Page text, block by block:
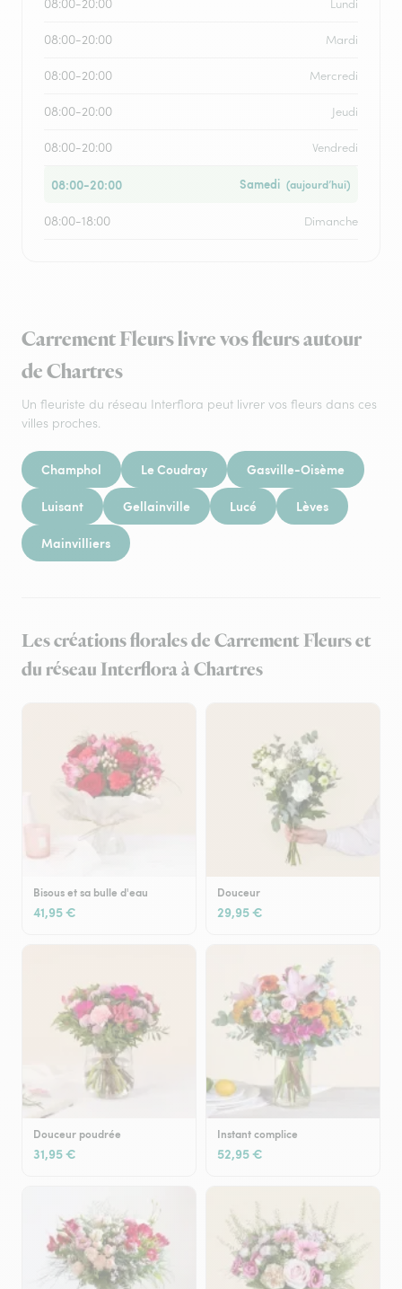
08:00-20:00 Lundi
08:00-20:00 Mardi
08:00-20:00 Mercredi
08:00-20:00 Jeudi
08:00-20:00 Vendredi
08:00-20:00 Samedi (aujourd’hui)
08:00-18:00 Dimanche
Carrement Fleurs livre vos fleurs autour
de Chartres
Un fleuriste du réseau Interflora peut livrer vos fleurs dans ces
villes proches.
Champhol Le Coudray Gasville-Oisème
Luisant Gellainville Lucé Lèves
Mainvilliers
Les créations florales de Carrement Fleurs et
du réseau Interflora à Chartres
Bisous et sa bulle d'eau
41,95 €
Douceur
29,95 €
Douceur poudrée
31,95 €
Instant complice
52,95 €